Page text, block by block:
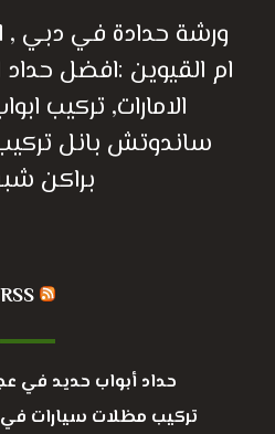
ورشة حدادة في دبي ,
ام القيوين :افضل
الامارات, تركيب
ساندوتش بانل
براكن
RSS
حداد أبواب حديد في عجمان :
تركيب مظلات سيارات في عجمان :